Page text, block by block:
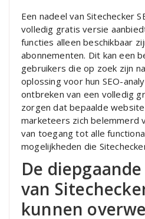
Een nadeel van Sitechecker
volledig gratis versie
functies alleen beschikbaar
abonnementen. Dit kan een
gebruikers die op zoek zijn
oplossing voor hun SEO-
ontbreken van een volledig
zorgen dat bepaalde
marketeers zich belemmerd
van toegang tot alle
mogelijkheden die
De
van
kunnen